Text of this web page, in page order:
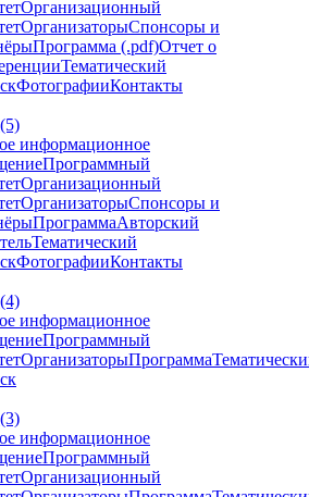
Организационный
ОрганизаторыСпонсоры и
Программа (.pdf)Отчет о
Тематический
ФотографииКонтакты
информационное
Программный
Организационный
ОрганизаторыСпонсоры и
ПрограммаАвторский
Тематический
ФотографииКонтакты
информационное
Программный
ОрганизаторыПрограмма
информационное
Программный
Организационный